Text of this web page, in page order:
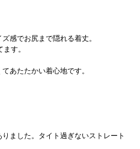
感でお尻まで隠れる着丈。
す。
あたたかい着心地です。
ました。タイト過ぎないストレート